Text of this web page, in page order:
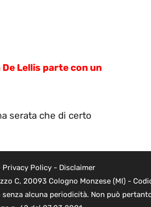
De Lellis parte con un
serata che di certo
Privacy Policy- Disclaimer
C, 20093 Cologno Monzese (MI) -
alcuna periodicità. Non può